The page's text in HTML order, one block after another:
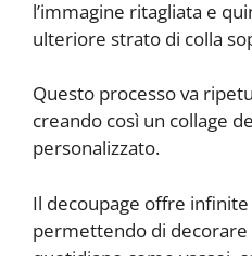
l’immagine ritagliata e
ulteriore strato di colla
Questo processo va
creando così un collage
personalizzato.
Il decoupage offre
permettendo di decorare